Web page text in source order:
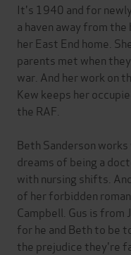
It's 1940 and for
a haven away from
her East End home.
parents met when
war. And her work on
Kew keeps her
the RAF.
Beth Sanderson
dreams of being a
with nursing shifts.
of her forbidden
Campbell. Gus is from
for he and Beth to be
the prejudice they're